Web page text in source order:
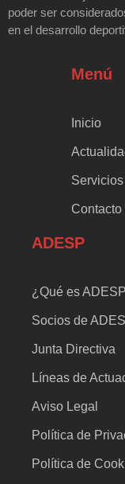
poder ser
en el desarrollo
Menú
Inicio
Contacto
ADESP
¿Qué es
Socios de
Junta Directiva
Líneas de
Aviso Legal
Política de
Política de